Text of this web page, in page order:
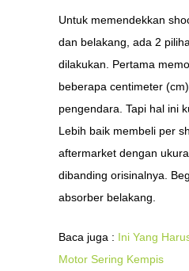
Untuk memendekkan
dan belakang, ada 2
dilakukan. Pertama
beberapa centimeter
pengendara. Tapi hal ini
Lebih baik membeli per
aftermarket dengan
dibanding orisinalnya.
absorber belakang.
Baca juga : Ini Yang
Motor Sering Kempis